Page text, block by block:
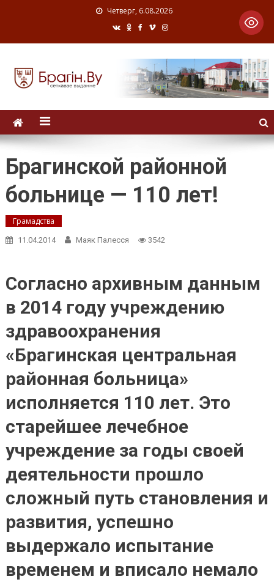
Четверг, 6.08.2026
Брагинской районной
больнице — 110 лет!
Грамадства
11.04.2014 Маяк Палесся 3542
Согласно архивным данным
в 2014 году учреждению
здравоохранения
«Брагинская центральная
районная больница»
исполняется 110 лет. Это
старейшее лечебное
учреждение за годы своей
деятельности прошло
сложный путь становления и
развития, успешно
выдержало испытание
временем и вписало немало